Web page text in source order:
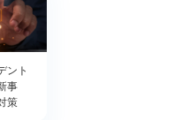
ント
事
策